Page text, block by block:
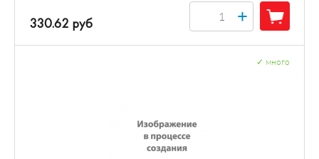
330.62 руб +
много